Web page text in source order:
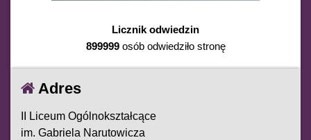
Licznik odwiedzin
899999osób odwiedziło stronę
Adres
II Liceum Ogólnokształcące
im. Gabriela Narutowicza